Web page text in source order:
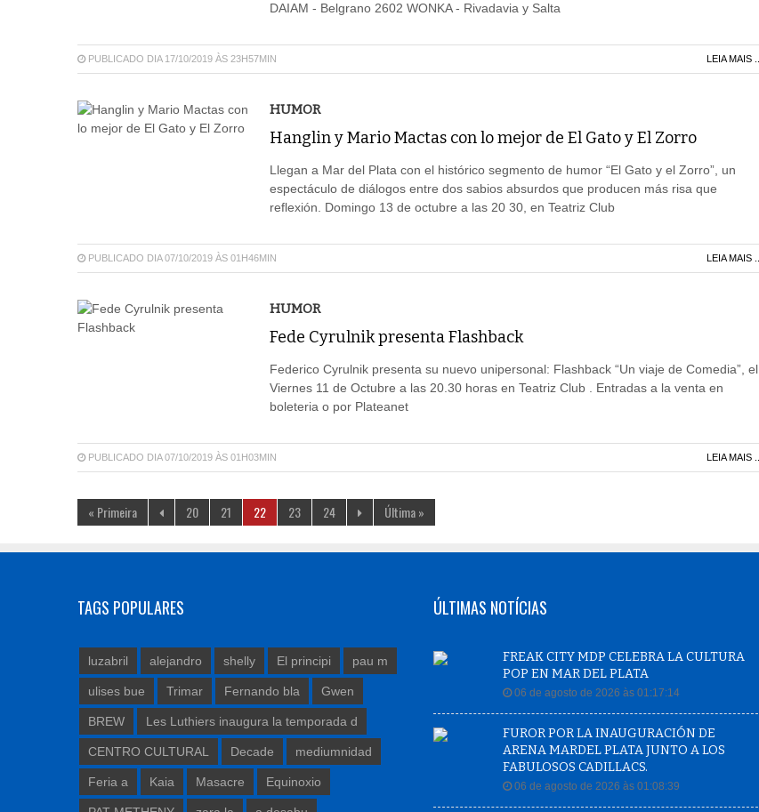
DAIAM - Belgrano 2602 WONKA - Rivadavia y Salta
PUBLICADO DIA 17/10/2019 ÀS 23H57MIN LEIA MAIS ...
HUMOR
Hanglin y Mario Mactas con lo mejor de El Gato y El Zorro
Llegan a Mar del Plata con el histórico segmento de humor “El Gato y el Zorro”, un
espectáculo de diálogos entre dos sabios absurdos que producen más risa que
reflexión. Domingo 13 de octubre a las 20 30, en Teatriz Club
PUBLICADO DIA 07/10/2019 ÀS 01H46MIN LEIA MAIS ...
HUMOR
Fede Cyrulnik presenta Flashback
Federico Cyrulnik presenta su nuevo unipersonal: Flashback “Un viaje de Comedia”, el
Viernes 11 de Octubre a las 20.30 horas en Teatriz Club . Entradas a la venta en
boleteria o por Plateanet
PUBLICADO DIA 07/10/2019 ÀS 01H03MIN LEIA MAIS ...
« Primeira 20 21 22 23 24 Última »
TAGS POPULARES
luzabril alejandro shelly El principi pau m
ulises bue Trimar Fernando bla Gwen
BREW Les Luthiers inaugura la temporada d
CENTRO CULTURAL Decade mediumnidad
Feria a Kaia Masacre Equinoxio
ÚLTIMAS NOTÍCIAS
FREAK CITY MDP CELEBRA LA CULTURA
POP EN MAR DEL PLATA
06 de agosto de 2026 às 01:17:14
FUROR POR LA INAUGURACIÓN DE
ARENA MARDEL PLATA JUNTO A LOS
FABULOSOS CADILLACS.
06 de agosto de 2026 às 01:08:39